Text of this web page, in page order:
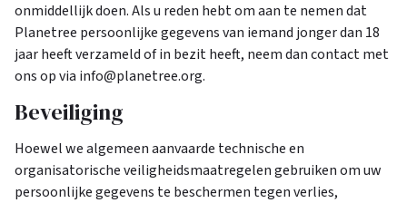
onmiddellijk doen. Als u reden hebt om aan te nemen dat
Planetree persoonlijke gegevens van iemand jonger dan 18
jaar heeft verzameld of in bezit heeft, neem dan contact met
ons op via info@planetree.org.
Beveiliging
Hoewel we algemeen aanvaarde technische en
organisatorische veiligheidsmaatregelen gebruiken om uw
persoonlijke gegevens te beschermen tegen verlies,